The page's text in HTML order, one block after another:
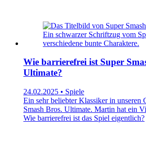
Wie barrierefrei ist Super
Ultimate?
24.02.2025 • Spiele
Ein sehr beliebter Klassiker in unseren
Smash Bros. Ultimate. Martin hat ein
Wie barrierefrei ist das Spiel eigentlich?